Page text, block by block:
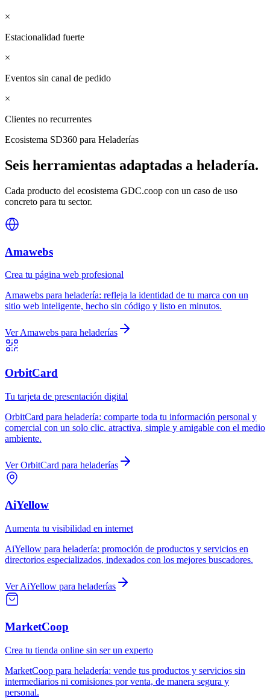
×
Estacionalidad fuerte
×
Eventos sin canal de pedido
×
Clientes no recurrentes
Ecosistema SD360 para Heladerías
Seis herramientas adaptadas a heladería.
Cada producto del ecosistema GDC.coop con un caso de uso
concreto para tu sector.
Amawebs
Crea tu página web profesional
Amawebs para heladería: refleja la identidad de tu marca con un
sitio web inteligente, hecho sin código y listo en minutos.
VerAmawebs para heladerías
OrbitCard
Tu tarjeta de presentación digital
OrbitCard para heladería: comparte toda tu información personal y
comercial con un solo clic. atractiva, simple y amigable con el medio
ambiente.
VerOrbitCard para heladerías
AiYellow
Aumenta tu visibilidad en internet
AiYellow para heladería: promoción de productos y servicios en
directorios especializados, indexados con los mejores buscadores.
VerAiYellow para heladerías
MarketCoop
Crea tu tienda online sin ser un experto
MarketCoop para heladería: vende tus productos y servicios sin
intermediarios ni comisiones por venta, de manera segura y
personal.